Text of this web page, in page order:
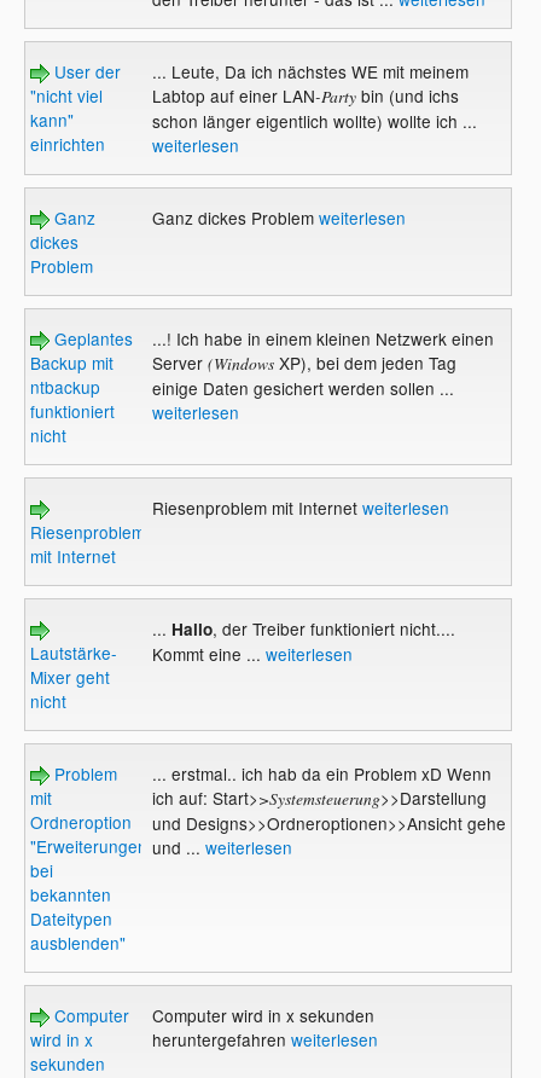
User der
"nicht viel
kann"
einrichten
... Leute, Da ich nächstes WE mit meinem
Labtop auf einer LAN-Partybin (und ichs
schon länger eigentlich wollte) wollte ich ...
weiterlesen
Ganz
dickes
Problem
Ganz dickes Problem weiterlesen
Geplantes
Backup mit
ntbackup
funktioniert
nicht
...! Ich habe in einem kleinen Netzwerk einen
Server (WindowsXP), bei dem jeden Tag
einige Daten gesichert werden sollen ...
weiterlesen
Riesenproblem
mit Internet
Riesenproblem mit Internet weiterlesen
Lautstärke-
Mixer geht
nicht
... Hallo, der Treiber funktioniert nicht....
Kommt eine ... weiterlesen
Problem
mit
Ordneroption
"Erweiterungen
bei
bekannten
Dateitypen
ausblenden"
... erstmal.. ich hab da ein Problem xD Wenn
ich auf: Start>>Systemsteuerung>>Darstellung
und Designs>>Ordneroptionen>>Ansicht gehe
und ... weiterlesen
Computer
wird in x
sekunden
Computer wird in x sekunden
heruntergefahren weiterlesen